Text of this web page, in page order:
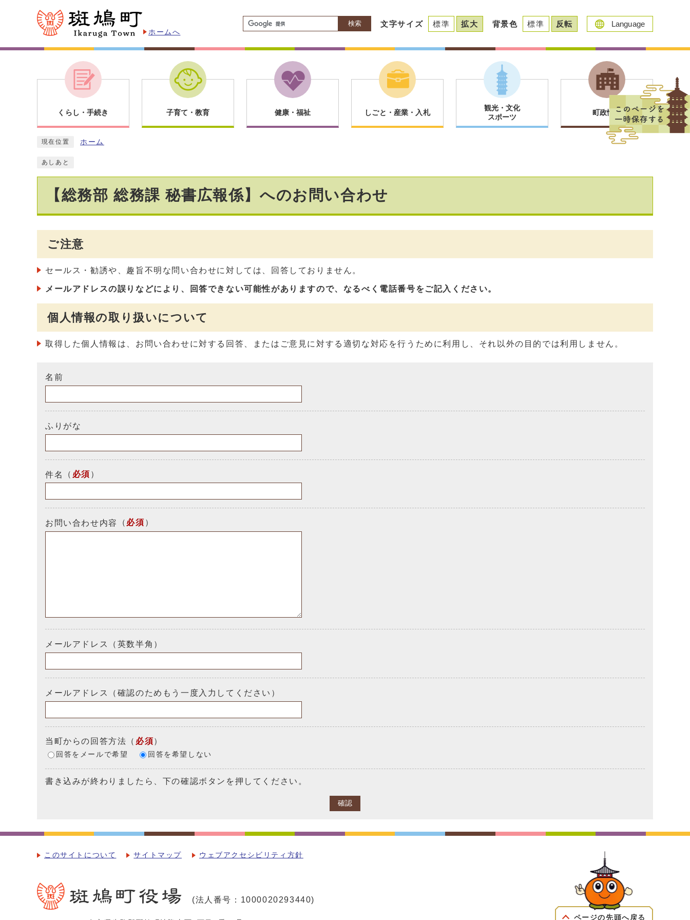
ホームへ
検索 文字サイズ 標準 拡大 背景色 標準 反転 Language
くらし・手続き 子育て・教育 健康・福祉 しごと・産業・入札
観光・文化
スポーツ
町政情報
現在位置 ホーム
あしあと
【総務部 総務課 秘書広報係】へのお問い合わせ
ご注意
セールス・勧誘や、趣旨不明な問い合わせに対しては、回答しておりません。
メールアドレスの誤りなどにより、回答できない可能性がありますので、なるべく電話番号をご記入ください。
個人情報の取り扱いについて
取得した個人情報は、お問い合わせに対する回答、またはご意見に対する適切な対応を行うために利用し、それ以外の目的では利用しません。
名前
ふりがな
件名 （ 必須 ）
お問い合わせ内容 （ 必須 ）
メールアドレス（英数半角）
メールアドレス（確認のためもう一度入力してください）
当町からの回答方法 （ 必須）
回答をメールで希望 回答を希望しない
書き込みが終わりましたら、下の確認ボタンを押してください。
確認
このサイトについて サイトマップ ウェブアクセシビリティ方針
(法人番号：1000020293440)
ページの先頭へ戻る